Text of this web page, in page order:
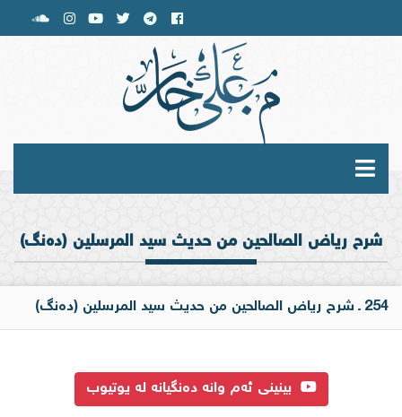
شرح رياض الصالحين من حديث سيد المرسلين (دەنگ)
254 ـ شرح رياض الصالحين من حديث سيد المرسلين (دەنگ)
بینینی ئەم وانە دەنگیانە لە یوتیوب